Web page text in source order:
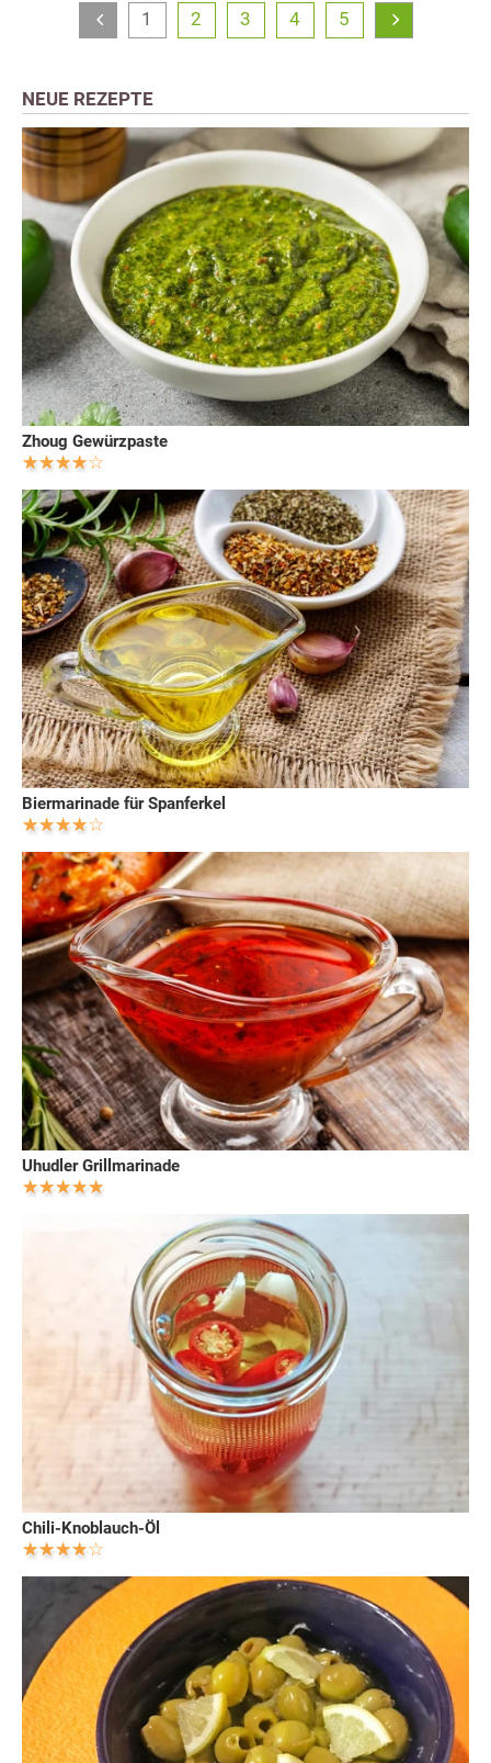
1 2 3 4 5
NEUE REZEPTE
Zhoug Gewürzpaste
Biermarinade für Spanferkel
Uhudler Grillmarinade
Chili-Knoblauch-Öl